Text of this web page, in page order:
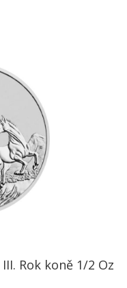
Rok koně 1/2 Oz